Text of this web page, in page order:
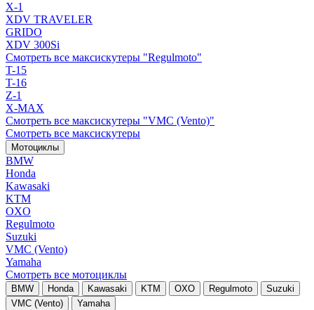
X-1
XDV TRAVELER
GRIDO
XDV 300Si
Смотреть все максискутеры "Regulmoto"
T-15
T-16
Z-1
X-MAX
Смотреть все максискутеры "VMC (Vento)"
Смотреть все максискутеры
Мотоциклы
BMW
Honda
Kawasaki
KTM
OXO
Regulmoto
Suzuki
VMC (Vento)
Yamaha
Смотреть все мотоциклы
BMW Honda Kawasaki KTM OXO Regulmoto
Suzuki
VMC (Vento)
Yamaha